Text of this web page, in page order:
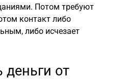
Потом требуют
контакт либо
либо исчезает
деньги от